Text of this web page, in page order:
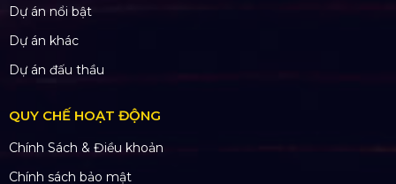
Dự án nổi bật
Dự án khác
Dự án đấu thầu
QUY CHẾ HOẠT ĐỘNG
Chính Sách & Điều khoản
Chính sách bảo mật